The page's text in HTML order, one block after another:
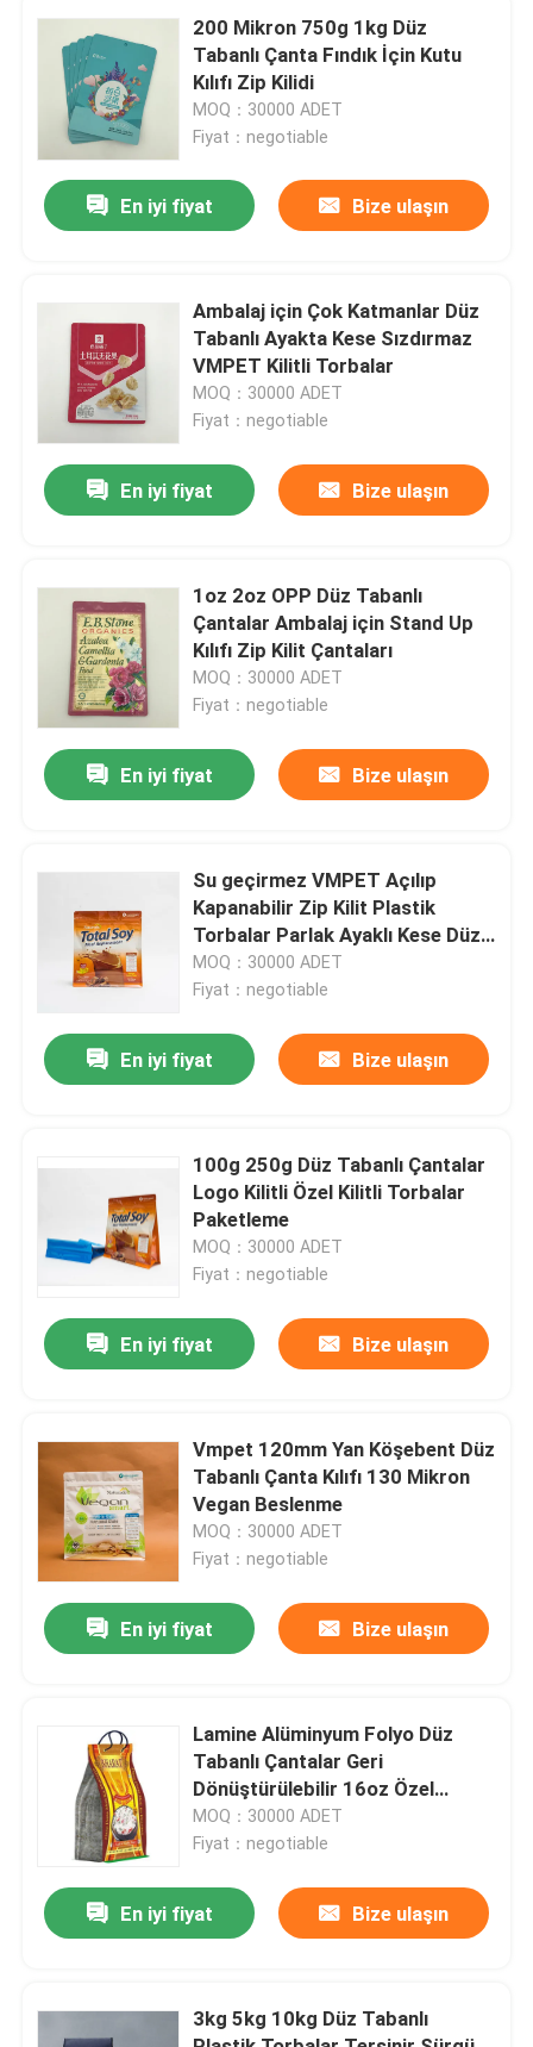
Ana sayfa
Hakkımızda
Fabrika turu
Kalite kontrol
Bize ulaşın
Haberler
Tüm servis talepleri
Kahve Paketleme Torbaları
200 Mikron 750g 1kg Düz
Tabanlı Çanta Fındık İçin Kutu
Kılıfı Zip Kilidi
MOQ：30000 ADET
Fiyat：negotiable
En iyi fiyat Bize ulaşın
Ambalaj için Çok Katmanlar Düz
Tabanlı Ayakta Kese Sızdırmaz
VMPET Kilitli Torbalar
MOQ：30000 ADET
Fiyat：negotiable
En iyi fiyat Bize ulaşın
1oz 2oz OPP Düz Tabanlı
Çantalar Ambalaj için Stand Up
Kılıfı Zip Kilit Çantaları
MOQ：30000 ADET
Fiyat：negotiable
En iyi fiyat Bize ulaşın
Su geçirmez VMPET Açılıp
Kapanabilir Zip Kilit Plastik
Torbalar Parlak Ayaklı Kese Düz
Tabanlı
MOQ：30000 ADET
Fiyat：negotiable
En iyi fiyat Bize ulaşın
100g 250g Düz Tabanlı Çantalar
Logo Kilitli Özel Kilitli Torbalar
Paketleme
MOQ：30000 ADET
Fiyat：negotiable
En iyi fiyat Bize ulaşın
Vmpet 120mm Yan Köşebent Düz
Tabanlı Çanta Kılıfı 130 Mikron
Vegan Beslenme
MOQ：30000 ADET
Fiyat：negotiable
En iyi fiyat Bize ulaşın
Lamine Alüminyum Folyo Düz
Tabanlı Çantalar Geri
Dönüştürülebilir 16oz Özel
Baskılı
MOQ：30000 ADET
Fiyat：negotiable
En iyi fiyat Bize ulaşın
3kg 5kg 10kg Düz Tabanlı